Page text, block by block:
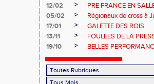
12/02
>
PRE FRANCE EN
05/02
>
Régionaux de cross à
17/01
>
GALETTE DES ROIS
13/11
>
FOULEES DE LA
19/10
> BELLES